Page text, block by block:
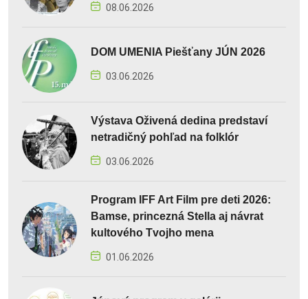
08.06.2026
DOM UMENIA Piešťany JÚN 2026
03.06.2026
Výstava Oživená dedina predstaví
netradičný pohľad na folklór
03.06.2026
Program IFF Art Film pre deti 2026:
Bamse, princezná Stella aj návrat
kultového Tvojho mena
01.06.2026